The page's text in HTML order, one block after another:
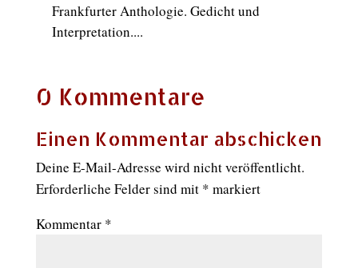
Frankfurter Anthologie. Gedicht und
Interpretation....
0 Kommentare
Einen Kommentar abschicken
Deine E-Mail-Adresse wird nicht veröffentlicht.
Erforderliche Felder sind mit * markiert
Kommentar *